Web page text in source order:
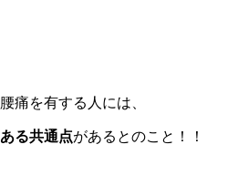
腰痛を有する人には、
ある共通点があるとのこと！！